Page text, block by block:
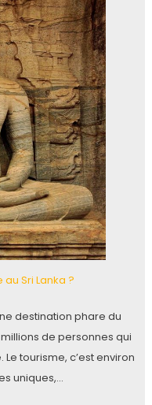
Sri Lanka ?
destination phare du
de personnes qui
tourisme, c’est environ
uniques,…